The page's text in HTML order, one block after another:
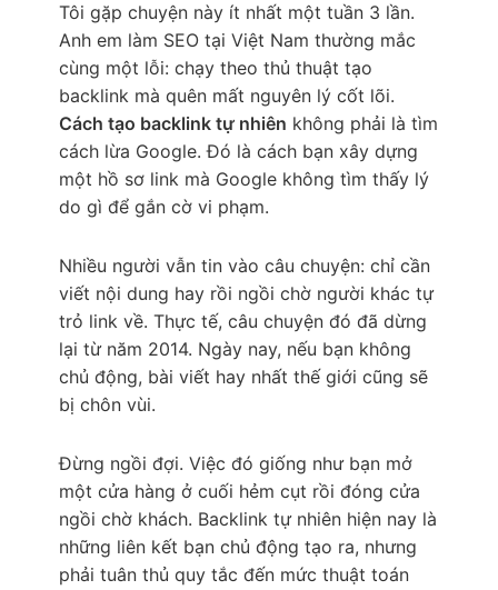
Tôi gặp chuyện này ít nhất một tuần 3 lần.
Anh em làm SEO tại Việt Nam thường mắc
cùng một lỗi: chạy theo thủ thuật tạo
backlink mà quên mất nguyên lý cốt lõi.
Cách tạo backlink tự nhiên không phải là tìm
cách lừa Google. Đó là cách bạn xây dựng
một hồ sơ link mà Google không tìm thấy lý
do gì để gắn cờ vi phạm.
Nhiều người vẫn tin vào câu chuyện: chỉ cần
viết nội dung hay rồi ngồi chờ người khác tự
trỏ link về. Thực tế, câu chuyện đó đã dừng
lại từ năm 2014. Ngày nay, nếu bạn không
chủ động, bài viết hay nhất thế giới cũng sẽ
bị chôn vùi.
Đừng ngồi đợi. Việc đó giống như bạn mở
một cửa hàng ở cuối hẻm cụt rồi đóng cửa
ngồi chờ khách. Backlink tự nhiên hiện nay là
những liên kết bạn chủ động tạo ra, nhưng
phải tuân thủ quy tắc đến mức thuật toán